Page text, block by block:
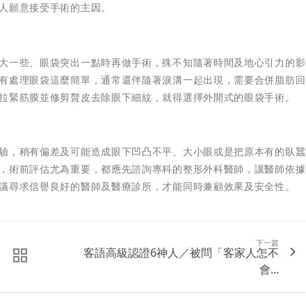
意接受手術的主因。
些、眼袋突出一點時再做手術，殊不知隨著時間及地心引力的影
理眼袋這麼簡單，通常還伴隨著淚溝一起出現，需要合併脂肪回
筋膜並修剪贅皮去除眼下細紋，就得選擇外開式的眼袋手術。
稍有偏差及可能造成眼下凹凸不平、大小眼或是把原本有的臥蠶
前評估尤為重要，都應先諮詢專科的整形外科醫師，讓醫師依據
求信譽良好的醫師及醫療診所，才能同時兼顧效果及安全性。
下一篇
客語高級認證6神人／被問「客家人怎不
會...